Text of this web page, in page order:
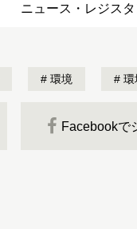
ニュース・レジス
環境 環
Facebookで